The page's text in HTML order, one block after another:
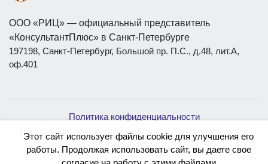
ООО «РИЦ» — официальный представитель
«КонсультантПлюс» в Санкт-Петербурге
197198, Санкт-Петербург, Большой пр. П.С., д.48, лит.А,
оф.401
Политика конфиденциальности
На сайте используются бесплатные изображения с
Этот сайт использует файлы cookie для улучшения его
работы. Продолжая использовать сайт, вы даете свое